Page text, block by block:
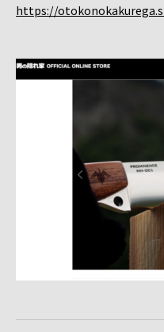
https://